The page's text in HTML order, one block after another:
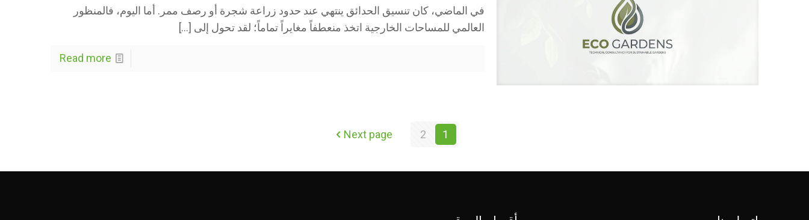
في الماضي، كان تنسيق الحدائق ينتهي عند حدود زراعة شجرة أو رصف ممر. أما اليوم، فالمنظور
العالمي للمساحات الخارجية اتخذ منعطفاً مغايراً تماماً؛ لقد تحول إلى […]
Read more
1
2
Next page